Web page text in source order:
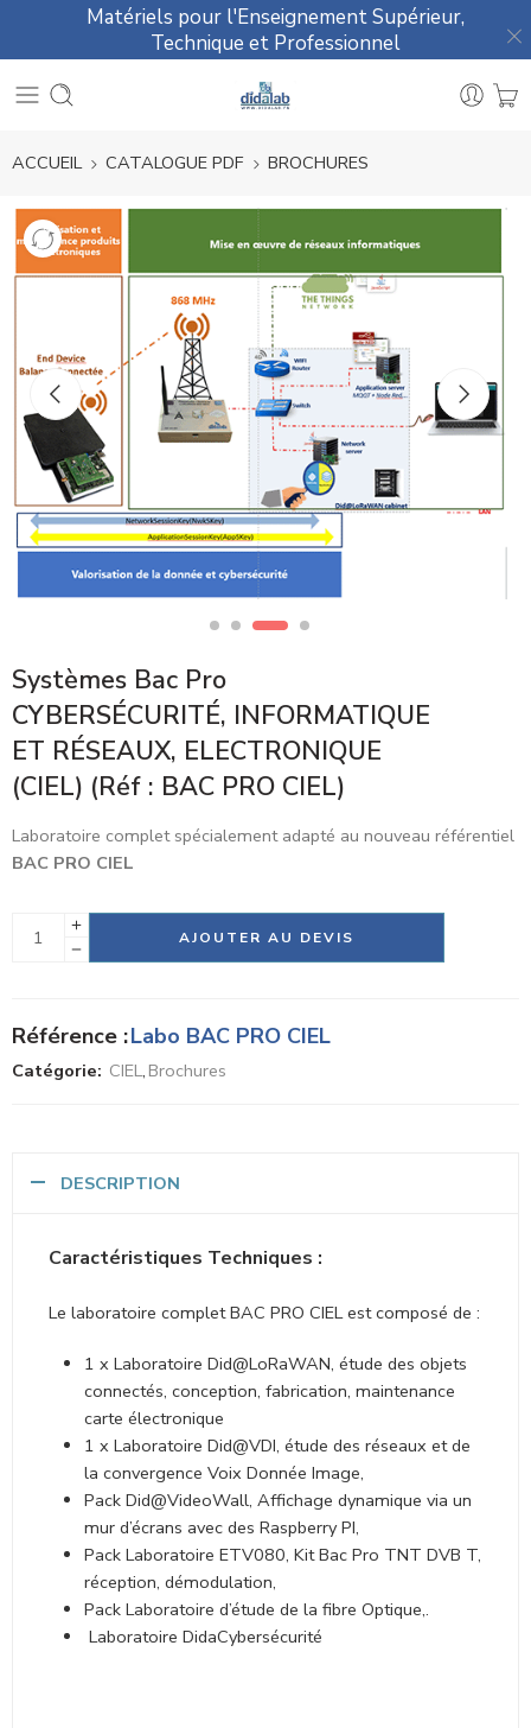
Matériels pour l'Enseignement Supérieur,
Technique et Professionnel
ACCUEIL CATALOGUE PDF BROCHURES
Systèmes Bac Pro
CYBERSÉCURITÉ, INFORMATIQUE
ET RÉSEAUX, ELECTRONIQUE
(CIEL) (Réf : BAC PRO CIEL)
Laboratoire complet spécialement adapté au nouveau référentiel
BAC PRO CIEL
AJOUTER AU DEVIS
Alternative:
Référence :Labo BAC PRO CIEL
Catégorie: CIEL, Brochures
DESCRIPTION
Caractéristiques Techniques :
Le laboratoire complet BAC PRO CIEL est composé de :
1 x Laboratoire Did@LoRaWAN, étude des objets
connectés, conception, fabrication, maintenance
carte électronique
1 x Laboratoire Did@VDI, étude des réseaux et de
la convergence Voix Donnée Image,
Pack Did@VideoWall, Affichage dynamique via un
mur d’écrans avec des Raspberry PI,
Pack Laboratoire ETV080, Kit Bac Pro TNT DVB T,
réception, démodulation,
Pack Laboratoire d’étude de la fibre Optique,.
Laboratoire DidaCybersécurité